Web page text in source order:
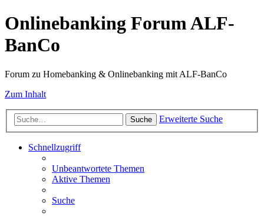
Onlinebanking Forum ALF-
BanCo
Forum zu Homebanking & Onlinebanking mit ALF-BanCo
Zum Inhalt
Suche Erweiterte Suche
Schnellzugriff
Unbeantwortete Themen
Aktive Themen
Suche